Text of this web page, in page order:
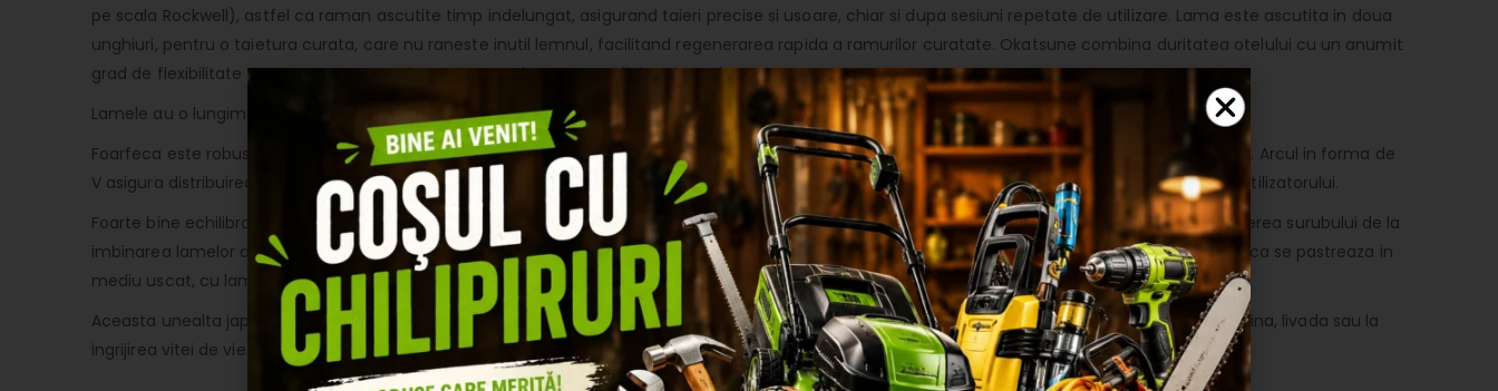
pe scala Rockwell), astfel ca raman ascutite timp indelungat, asigurand taieri precise si usoare, chiar si dupa sesiuni repetate de utilizare. Lama este ascutita in doua
unghiuri, pentru o taietura curata, care nu raneste inutil lemnul, facilitand regenerarea rapida a ramurilor curatate. Okatsune combina duritatea otelului cu un anumit
grad de flexibilitate necesara pentru ca lama si contralama sa se alinieze intotdeauna corect.
Lamele au o lungime de 5,5 cm, iar diametrul maxim de taiere al foarfecei Okatsune 103 este de 25 mm.
Foarfeca este robusta si usoara (cantareste doar 200 g), cu un design simplu si elegant, specific japonez, ce urmareste functionalitate si eficienta. Arcul in forma de
V asigura distribuirea uniforma a fortei de taiere pe lungimea acestuia, ceea ce garanteaza o inchidere lina si protectie pentru incheietura mainii utilizatorului.
Foarte bine echilibrata din fabrica si realizata din putine componente, foarfeca necesita o intretinere minima. Producatorul nu recomanda desfacerea surubului de la
imbinarea lamelor decat in situatii exceptionale. Rasina se dizolva usor in ulei de masline, cea mai indicata solutie pentru curatarea lamelor. Foarfeca se pastreaza in
mediu uscat, cu lamele inchise. Lamele pot fi ascutite cu piatra de ascutit Okatsune 412.
Aceasta unealta japoneza este destinata atat utilizatorilor profesionisti, cat si amatorilor pasionati de gradinarit, fiind potrivita pentru lucrari in gradina, livada sau la
ingrijirea vitei de vie.